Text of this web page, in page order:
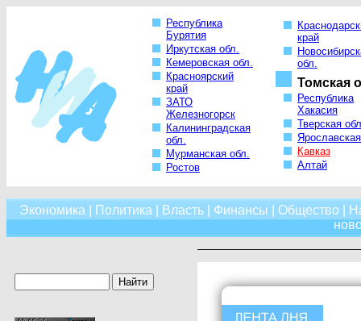
Республика
Бурятия
Иркутская обл.
Кемеровская обл.
Красноярский
край
ЗАТО
Железногорск
Калининградская
обл.
Мурманская обл.
Ростов
край
обл.
Томская
Республика
Хакасия
Тверская
Кавказ
Алтай
Экономика Политика Власть| Финансы Общество